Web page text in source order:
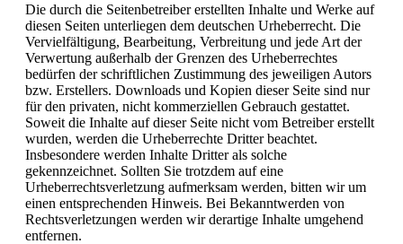
Die durch die Seitenbetreiber erstellten Inhalte und Werke auf
diesen Seiten unterliegen dem deutschen Urheberrecht. Die
Vervielfältigung, Bearbeitung, Verbreitung und jede Art der
Verwertung außerhalb der Grenzen des Urheberrechtes
bedürfen der schriftlichen Zustimmung des jeweiligen Autors
bzw. Erstellers. Downloads und Kopien dieser Seite sind nur
für den privaten, nicht kommerziellen Gebrauch gestattet.
Soweit die Inhalte auf dieser Seite nicht vom Betreiber erstellt
wurden, werden die Urheberrechte Dritter beachtet.
Insbesondere werden Inhalte Dritter als solche
gekennzeichnet. Sollten Sie trotzdem auf eine
Urheberrechtsverletzung aufmerksam werden, bitten wir um
einen entsprechenden Hinweis. Bei Bekanntwerden von
Rechtsverletzungen werden wir derartige Inhalte umgehend
entfernen.